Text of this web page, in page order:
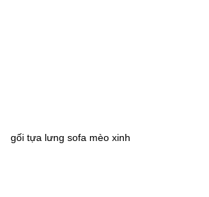
gối tựa lưng sofa mèo xinh